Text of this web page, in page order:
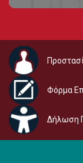
Φόρμα
Δήλωση